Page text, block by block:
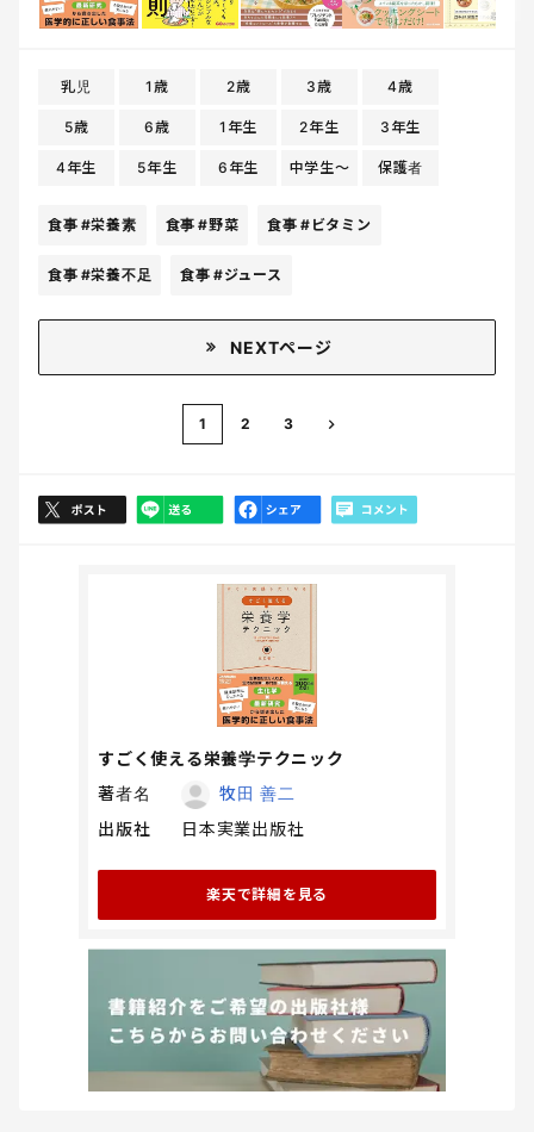
乳児 1歳 2歳 3歳 4歳
5歳 6歳 1年生 2年生 3年生
4年生 5年生 6年生 中学生〜 保護者
食事 #栄養素 食事 #野菜 食事 #ビタミン
食事 #栄養不足 食事 #ジュース
NEXTページ
1 2 3
すごく使える栄養学テクニック
著者名
牧田 善二
出版社
日本実業出版社
楽天で詳細を見る